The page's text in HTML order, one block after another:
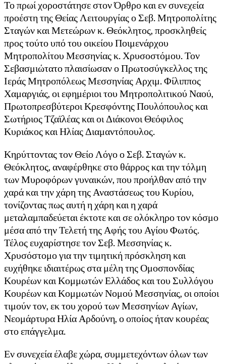
Το πρωί χοροστάτησε στον Όρθρο και εν συνεχεία
προέστη της Θείας Λειτουργίας ο Σεβ. Μητροπολίτης
Σταγών και Μετεώρων κ. Θεόκλητος, προσκληθείς
προς τούτο υπό του οικείου Ποιμενάρχου
Μητροπολίτου Μεσσηνίας κ. Χρυσοστόμου. Τον
Σεβασμιώτατο πλαισίωσαν ο Πρωτοσύγκελλος της
Ιεράς Μητροπόλεως Μεσσηνίας Αρχιμ. Φίλιππος
Χαμαργιάς, οι εφημέριοι του Μητροπολιτικού Ναού,
Πρωτοπρεσβύτεροι Κρεσφόντης Πουλόπουλος και
Σωτήριος Τζαϊλέας και οι Διάκονοι Θεόφιλος
Κυριάκος και Ηλίας Διαμαντόπουλος.
Κηρύττοντας τον Θείο Λόγο ο Σεβ. Σταγών κ.
Θεόκλητος, αναφέρθηκε στο θάρρος και την τόλμη
των Μυροφόρων γυναικών, που προήλθαν από την
χαρά και την χάρη της Αναστάσεως του Κυρίου,
τονίζοντας πως αυτή η χάρη και η χαρά
μεταλαμπαδεύεται έκτοτε και σε ολόκληρο τον κόσμο
μέσα από την Τελετή της Αφής του Αγίου Φωτός.
Τέλος ευχαρίστησε τον Σεβ. Μεσσηνίας κ.
Χρυσόστομο για την τιμητική πρόσκληση και
ευχήθηκε ιδιαιτέρως στα μέλη της Ομοσπονδίας
Κουρέων και Κομμωτών Ελλάδος και του Συλλόγου
Κουρέων και Κομμωτών Νομού Μεσσηνίας, οι οποίοι
τιμούν τον, εκ του χορού των Μεσσηνίων Αγίων,
Νεομάρτυρα Ηλία Αρδούνη, ο οποίος ήταν κουρέας
στο επάγγελμα.
Εν συνεχεία έλαβε χώρα, συμμετεχόντων όλων των